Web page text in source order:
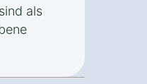
als